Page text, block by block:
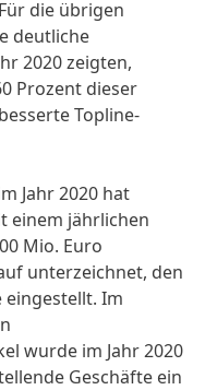
die übrigen
deutliche
2020 zeigten,
Prozent dieser
Topline-
Jahr 2020 hat
einem jährlichen
Mio. Euro
unterzeichnet, den
eingestellt. Im
wurde im Jahr 2020
Geschäfte ein